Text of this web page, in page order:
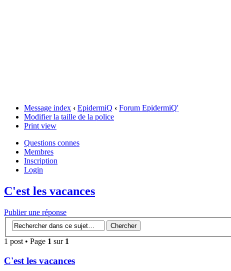
Message index ‹ EpidermiQ ‹ Forum EpidermiQ'
Modifier la taille de la police
Print view
Questions connes
Membres
Inscription
Login
C'est les vacances
Publier une réponse
1 post • Page 1 sur 1
C'est les vacances